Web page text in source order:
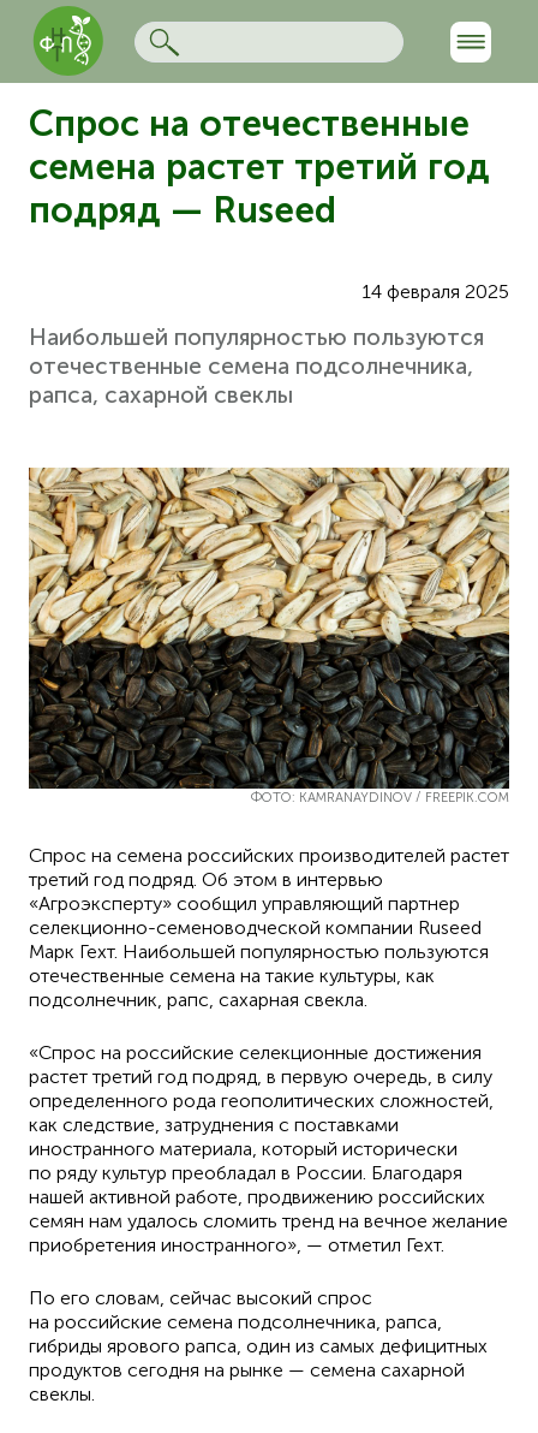
Спрос на отечественные
семена растет третий год
подряд — Ruseed
14 февраля 2025
Наибольшей популярностью пользуются
отечественные семена подсолнечника,
рапса, сахарной свеклы
ФОТО: KAMRANAYDINOV / FREEPIK.COM
Спрос на семена российских производителей растет
третий год подряд. Об этом в интервью
«Агроэксперту» сообщил управляющий партнер
селекционно-семеноводческой компании Ruseed
Марк Гехт. Наибольшей популярностью пользуются
отечественные семена на такие культуры, как
подсолнечник, рапс, сахарная свекла.
«Спрос на российские селекционные достижения
растет третий год подряд, в первую очередь, в силу
определенного рода геополитических сложностей,
как следствие, затруднения с поставками
иностранного материала, который исторически
по ряду культур преобладал в России. Благодаря
нашей активной работе, продвижению российских
семян нам удалось сломить тренд на вечное желание
приобретения иностранного», — отметил Гехт.
По его словам, сейчас высокий спрос
на российские семена подсолнечника, рапса,
гибриды ярового рапса, один из самых дефицитных
продуктов сегодня на рынке — семена сахарной
свеклы.